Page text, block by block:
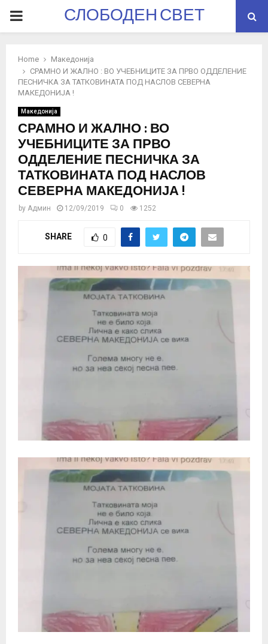
PRIMARYСЛОБОДЕН СВЕТ
Home
Македонија
СРАМНО И ЖАЛНО : ВО УЧЕБНИЦИТЕ ЗА ПРВО ОДДЕЛЕНИЕ
ПЕСНИЧКА ЗА ТАТКОВИНАТА ПОД НАСЛОВ СЕВЕРНА
МАКЕДОНИЈА !
Македонија
СРАМНО И ЖАЛНО : ВО
УЧЕБНИЦИТЕ ЗА ПРВО
ОДДЕЛЕНИЕ ПЕСНИЧКА ЗА
ТАТКОВИНАТА ПОД НАСЛОВ
СЕВЕРНА МАКЕДОНИЈА !
by Админ 12/09/2019 0 1252
SHARE 0